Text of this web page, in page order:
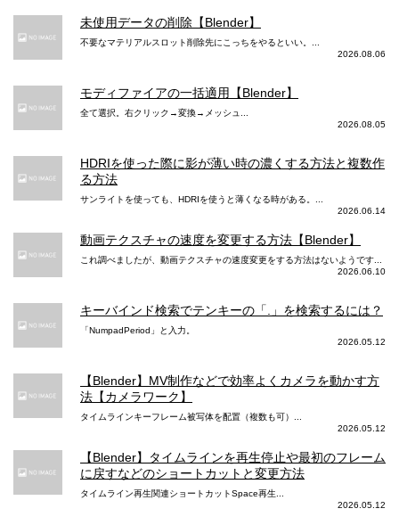
未使用データの削除【Blender】
不要なマテリアルスロット削除先にこっちをやるといい。...
2026.08.06
モディファイアの一括適用【Blender】
全て選択。右クリック→変換→メッシュ...
2026.08.05
HDRIを使った際に影が薄い時の濃くする方法と複数作
る方法
サンライトを使っても、HDRIを使うと薄くなる時がある。...
2026.06.14
動画テクスチャの速度を変更する方法【Blender】
これ調べましたが、動画テクスチャの速度変更をする方法はないようです...
2026.06.10
キーバインド検索でテンキーの「.」を検索するには？
「NumpadPeriod」と入力。
2026.05.12
【Blender】MV制作などで効率よくカメラを動かす方
法【カメラワーク】
タイムラインキーフレーム被写体を配置（複数も可）...
2026.05.12
【Blender】タイムラインを再生停止や最初のフレーム
に戻すなどのショートカットと変更方法
タイムライン再生関連ショートカットSpace再生...
2026.05.12